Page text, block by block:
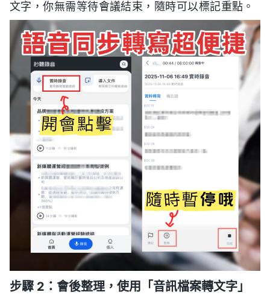
文字，你無需等待會議結束，隨時可以標記重點。
步驟 2：會後整理，使用「音訊檔案轉文字」